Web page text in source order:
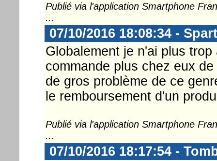
Publié via l'application Smartphone
...
07/10/2016 18:08:34 -
Globalement je n'ai plus
commande plus chez eux
de gros problème de ce
le remboursement d'un
Publié via l'application Smartphone
...
07/10/2016 18:17:54 -